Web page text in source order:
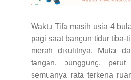
Waktu Tifa masih usia 4
pagi saat bangun tidur tiba-
merah dikulitnya. Mulai
tangan, punggung,
semuanya rata terkena